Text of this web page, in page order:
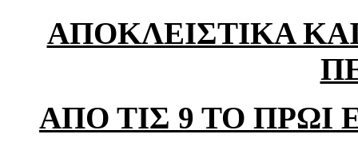
ΑΠΟΚΛΕΙΣΤΙΚΑ
ΑΠΟ ΤΙΣ 9 ΤΟ ΠΡΩΙ